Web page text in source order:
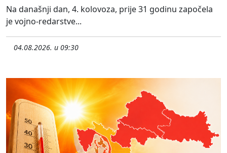
Na današnji dan, 4. kolovoza, prije 31 godinu započela
je vojno-redarstve...
04.08.2026. u 09:30